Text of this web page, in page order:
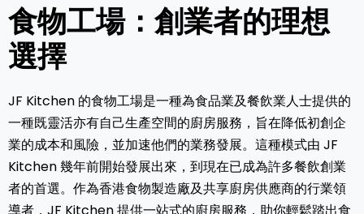
食物工場：創業者的理想
選擇
JF Kitchen 的食物工場是一種為食品業及餐飲業人士提供的
一種既靈活亦有自己生產空間的廚房服務，旨在降低初創企
業的成本和風險，並加速他們的業務發展。這種模式由 JF
Kitchen 幾年前開始發展出來，到現在已成為許多餐飲創業
者的首選。作為香港食物製造廠及共享廚房供應商的行業領